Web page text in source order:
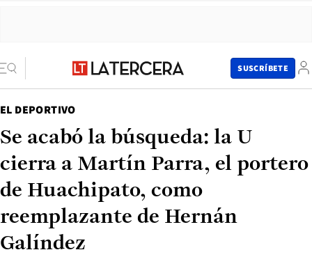
SUSCRÍBETE
EL DEPORTIVO
Se acabó la búsqueda: la U
cierra a Martín Parra, el portero
de Huachipato, como
reemplazante de Hernán
Galíndez